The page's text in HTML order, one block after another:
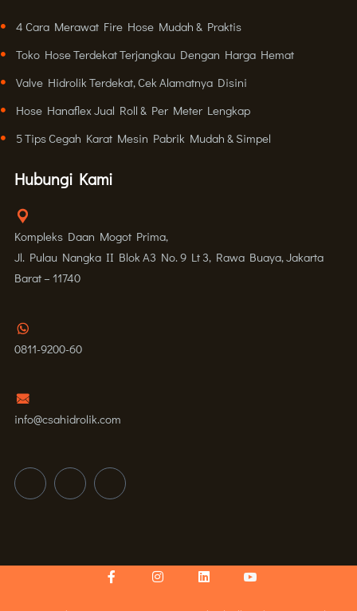
4 Cara Merawat Fire Hose Mudah & Praktis
Toko Hose Terdekat Terjangkau Dengan Harga Hemat
Valve Hidrolik Terdekat, Cek Alamatnya Disini
Hose Hanaflex Jual Roll & Per Meter Lengkap
5 Tips Cegah Karat Mesin Pabrik Mudah & Simpel
Hubungi Kami
Kompleks Daan Mogot Prima,
Jl. Pulau Nangka II Blok A3 No. 9 Lt 3, Rawa Buaya, Jakarta
Barat – 11740
0811-9200-60
info@csahidrolik.com
Facebook-
f
InstagramLinkedinIcon-
youtube-